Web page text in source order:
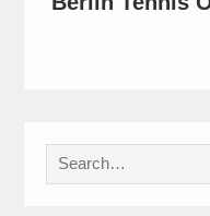
Search
for: